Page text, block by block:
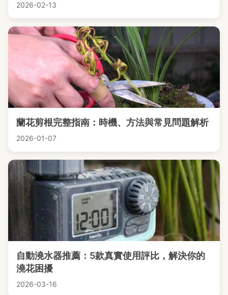
2026-02-13
蘭花剪根完整指南：時機、方法與常見問題解析
2026-01-07
自動澆水器推薦：5款真實使用評比，解決你的
澆花困擾
2026-03-16